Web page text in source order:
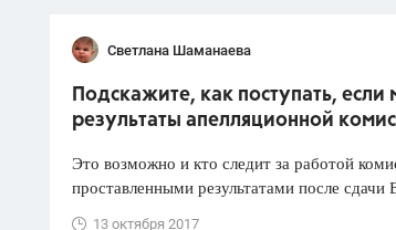
Светлана Шаманаева
Подскажите, как поступать, если
результаты апелляционной
Это возможно и кто следит за работой
проставленными результатами после сдачи
13 октября 2017